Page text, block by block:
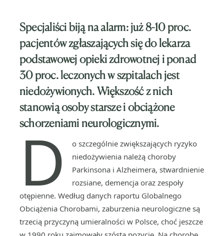
Specjaliści biją na alarm: już 8-10 proc.
pacjentów zgłaszających się do lekarza
podstawowej opieki zdrowotnej i ponad
30 proc. leczonych w szpitalach jest
niedożywionych. Większość z nich
stanowią osoby starsze i obciążone
schorzeniami neurologicznymi.
D
o szczególnie zwiększających ryzyko
niedożywienia należą choroby
Parkinsona i Alzheimera, stwardnienie
rozsiane, demencja oraz zespoły
otępienne. Według danych raportu Globalnego
Obciążenia Chorobami, zaburzenia neurologiczne są
trzecią przyczyną umieralności w Polsce, choć jeszcze